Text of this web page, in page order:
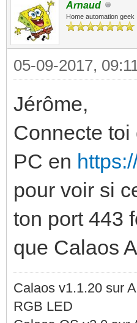
Arnaud
Home automation geek
05-09-2017,
Jérôme,
Connecte
PC en
pour voir si
ton port 443
que Calaos
Calaos v1.1.20 sur
RGB LED